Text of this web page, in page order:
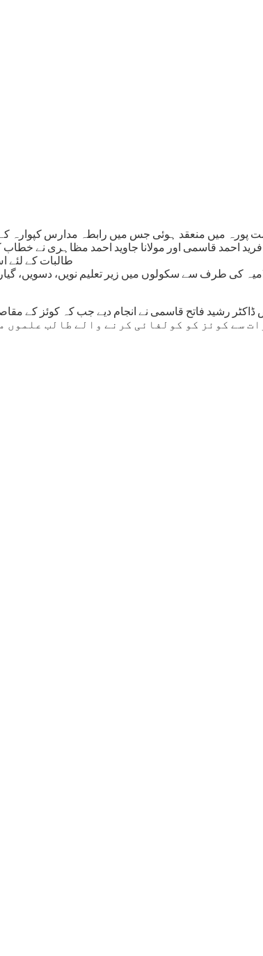
پورہ میں منعقد ہوئی جس میں رابطہ مدارس کپوارہ
احمد قاسمی اور مولانا جاوید احمد مظاہری نے
طالبات کے لئے
کی طرف سے سکولوں میں زیر تعلیم نویں، دسویں،
رشید فاتح قاسمی نے انجام دیے جب کہ کوئز کے
سے کوئز کو کولفائی کرنے والے طالب علموں